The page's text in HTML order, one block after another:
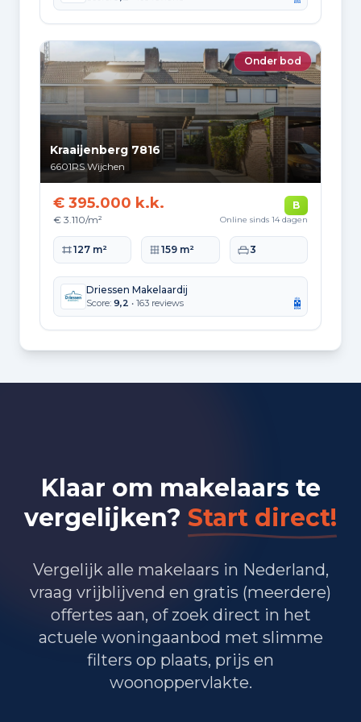
Verbruik per woningtype
Gas: 882 • Elektriciteit: 2.726
Huurwoning
Koopwoning
Gas: 948 • Elektriciteit: 3.030
Tussenwoning
Gas: 779 • Elektriciteit: 2.509
Gas: 1.343 • Elektriciteit: 4.093
Twee-onder-één-kap woning
Gas: 1.037 • Elektriciteit: 3.136
Nijverheid en energie 810
Zakelijke dienstverlening 1.110
Landbouw, bosbouw en visserij 80
Vervoer, informatie en communicatie 320
Financiele diensten en onroerendgoed
Onder bod
Kraaijenberg 7816
6601RS Wijchen
€ 395.000 k.k.
€ 3.110/m²
B
Online sinds 14 dagen
Woonoppervlakte
127 m² Perceeloppervlakte
159 m² Slaapkamers
3
Driessen Makelaardij
Score: 9,2 • 163 reviews
Klaar om makelaars te
vergelijken? Start direct!
Vergelijk alle makelaars in Nederland,
vraag vrijblijvend en gratis (meerdere)
offertes aan, of zoek direct in het
actuele woningaanbod met slimme
filters op plaats, prijs en
woonoppervlakte.